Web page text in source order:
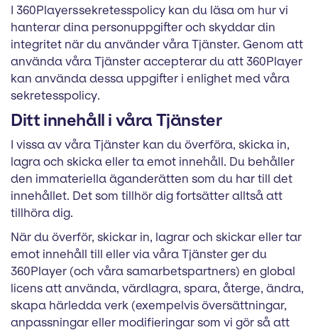
I 360Players sekretesspolicy kan du läsa om hur vi
hanterar dina personuppgifter och skyddar din
integritet när du använder våra Tjänster. Genom att
använda våra Tjänster accepterar du att 360Player
kan använda dessa uppgifter i enlighet med våra
sekretesspolicy.
Ditt innehåll i våra Tjänster
I vissa av våra Tjänster kan du överföra, skicka in,
lagra och skicka eller ta emot innehåll. Du behåller
den immateriella äganderätten som du har till det
innehållet. Det som tillhör dig fortsätter alltså att
tillhöra dig.
När du överför, skickar in, lagrar och skickar eller tar
emot innehåll till eller via våra Tjänster ger du
360Player (och våra samarbetspartners) en global
licens att använda, värdlagra, spara, återge, ändra,
skapa härledda verk (exempelvis översättningar,
anpassningar eller modifieringar som vi gör så att